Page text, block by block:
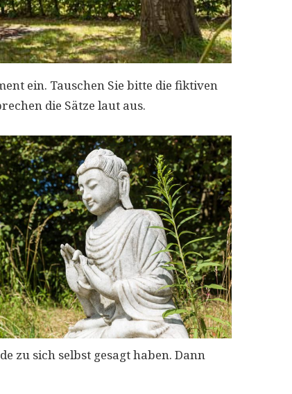
ein. Tauschen Sie bitte die fiktiven
die Sätze laut aus.
zu sich selbst gesagt haben. Dann